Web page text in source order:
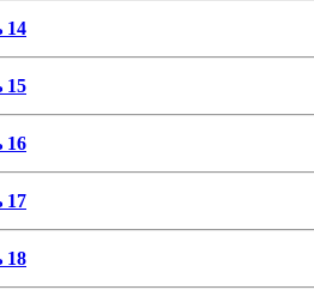
14
15
16
17
18